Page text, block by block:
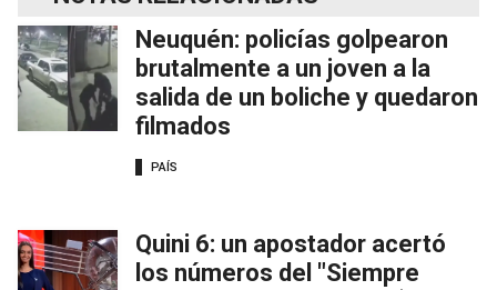
Neuquén: policías golpearon
brutalmente a un joven a la
salida de un boliche y quedaron
filmados
PAÍS
Quini 6: un apostador acertó
los números del "Siempre